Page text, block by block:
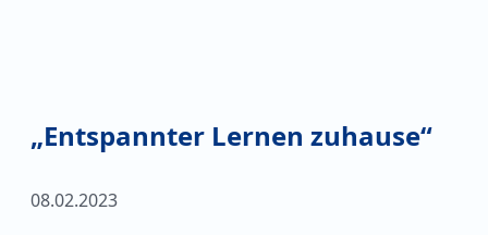
„Entspannter Lernen zuhause“
08.02.2023